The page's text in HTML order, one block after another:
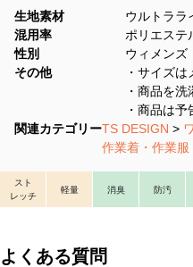
スト
レッチ
軽量 消臭 防汚
生地素材
ウルトララ
混用率
ポリエステ
性別
ウィメンズ
その他
・サイズ
・商品を
・商品は
関連カテゴリーTS DESIGN >
作業着・作業服
よくある質問